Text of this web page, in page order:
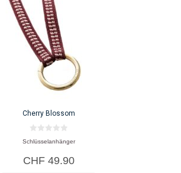
Cherry Blossom
0
v
n
5
Schlüsselanhänger
CHF49.90